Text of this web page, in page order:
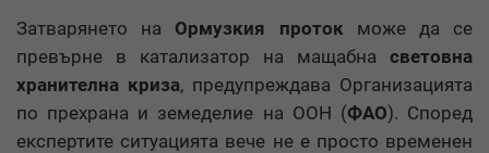
Затварянето на Ормузкия проток може да се
превърне в катализатор на мащабна световна
хранителна криза, предупреждава Организацията
по прехрана и земеделие на ООН (ФАО). Според
експертите ситуацията вече не е просто временен